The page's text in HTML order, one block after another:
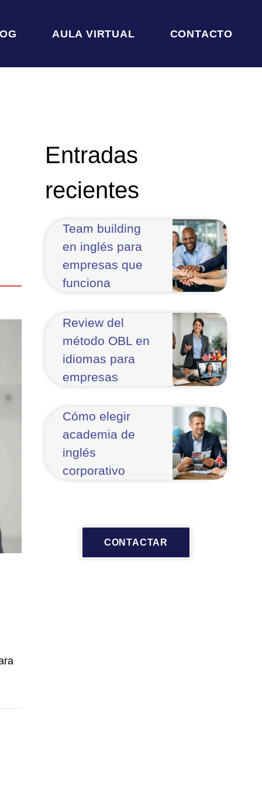
AULA VIRTUAL CONTACTO
Entradas
recientes
Team building
en inglés para
empresas que
funciona
Review del
método OBL en
idiomas para
empresas
Cómo elegir
academia de
inglés
corporativo
CONTACTAR